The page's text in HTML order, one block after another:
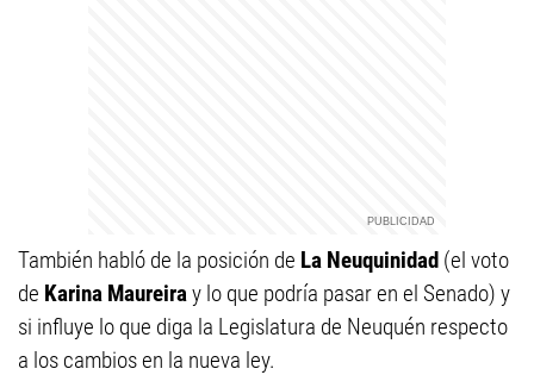
También habló de la posición de La Neuquinidad (el voto
de Karina Maureiray lo que podría pasar en el Senado) y
si influye lo que diga la Legislatura de Neuquén respecto
a los cambios en la nueva ley.